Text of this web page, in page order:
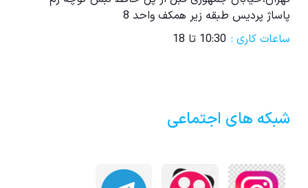
پاساژ پردیس طبقه زیر همکف واحد 8
ساعات کاری : 10:30 تا 18
شبکه های اجتماعی